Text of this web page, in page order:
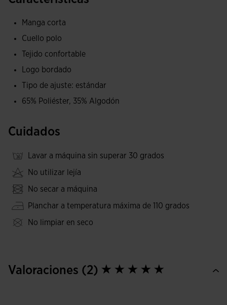
Logo J bordado.
Manga corta
Cuello polo
Tejido confortable
Logo bordado
Tipo de ajuste: estándar
65% Poliéster, 35% Algodón
Cuidados
Lavar a máquina sin superar 30 grados
No utilizar lejía
No secar a máquina
Planchar a temperatura máxima de 110 grados
No limpiar en seco
Valoraciones (2)